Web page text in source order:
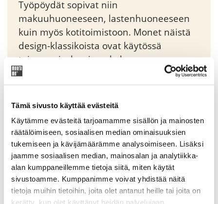
Tämä sivusto käyttää evästeitä
Käytämme evästeitä tarjoamamme sisällön ja mainosten
räätälöimiseen, sosiaalisen median ominaisuuksien
tukemiseen ja kävijämäärämme analysoimiseen. Lisäksi
jaamme sosiaalisen median, mainosalan ja analytiikka-
alan kumppaneillemme tietoja siitä, miten käytät
sivustoamme. Kumppanimme voivat yhdistää näitä
tietoja muihin tietoihin, joita olet antanut heille tai joita on
kerätty, kun olet käyttänyt heidän palvelujaan.
Työpöydät sopivat niin
makuuhuoneeseen, lastenhuoneeseen
kuin myös kotitoimistoon. Monet näistä
design-klassikoista ovat käytössä
toisessa, joskus jopa kolmannessa
polvessa. Muuramen työpöydät ja
kirjoituspöydät edustavat ajatonta,
klassista tyylikkyyttä.
38,00€
Original
price
was:
38,00 €.
32,30€
Current
price
is:
32,30 €.
Tuotekoodi: 99300